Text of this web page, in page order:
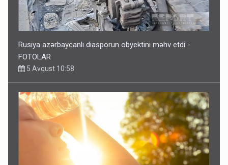
Rusiya azərbaycanlı diasporun obyektini məhv etdi -
FOTOLAR
5 Avqust 10:58